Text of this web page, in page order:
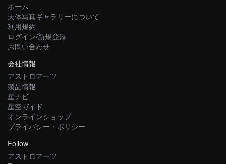
ホーム
天体写真ギャラリーについて
利用規約
ログイン/新規登録
お問い合わせ
会社情報
アストロアーツ
製品情報
星ナビ
星空ガイド
オンラインショップ
プライバシー・ポリシー
Follow
アストロアーツ